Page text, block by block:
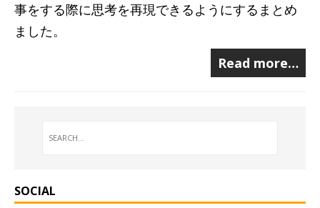
事をする際に思考を再現できるようにするまとめ
ました。
Read more…
SOCIAL